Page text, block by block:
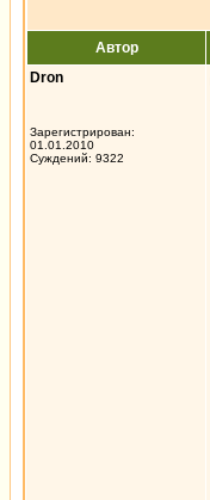
Автор
Dron
Зарегистрирован:
01.01.2010
Суждений: 9322